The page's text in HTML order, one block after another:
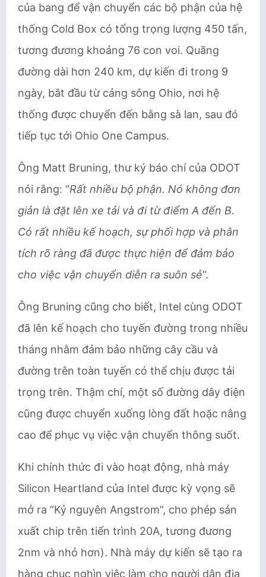
của bang để vận chuyển các bộ phận của hệ
thống Cold Box có tổng trọng lượng 450 tấn,
tương đương khoảng 76 con voi. Quãng
đường dài hơn 240 km, dự kiến đi trong 9
ngày, bắt đầu từ cảng sông Ohio, nơi hệ
thống được chuyển đến bằng sà lan, sau đó
tiếp tục tới Ohio One Campus.
Ông Matt Bruning, thư ký báo chí của ODOT
nói rằng: “Rất nhiều bộ phận. Nó không đơn
giản là đặt lên xe tải và đi từ điểm A đến B.
Có rất nhiều kế hoạch, sự phối hợp và phân
tích rõ ràng đã được thực hiện để đảm bảo
cho việc vận chuyển diễn ra suôn sẻ“.
Ông Bruning cũng cho biết, Intel cùng ODOT
đã lên kế hoạch cho tuyến đường trong nhiều
tháng nhằm đảm bảo những cây cầu và
đường trên toàn tuyến có thể chịu được tải
trọng trên. Thậm chí, một số đường dây điện
cũng được chuyển xuống lòng đất hoặc nâng
cao để phục vụ việc vận chuyển thông suốt.
Khi chính thức đi vào hoạt động, nhà máy
Silicon Heartland của Intel được kỳ vọng sẽ
mở ra “Kỷ nguyên Angstrom”, cho phép sản
xuất chip trên tiến trình 20A, tương đương
2nm và nhỏ hơn). Nhà máy dự kiến sẽ tạo ra
hàng chục nghìn việc làm cho người dân địa